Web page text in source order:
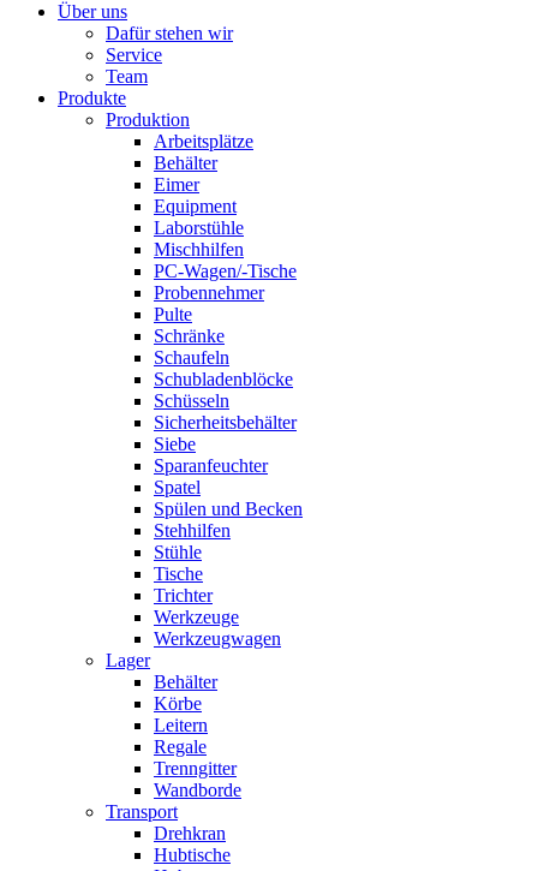
Über uns
Dafür stehen wir
Service
Team
Produkte
Produktion
Arbeitsplätze
Behälter
Eimer
Equipment
Laborstühle
Mischhilfen
PC-Wagen/-Tische
Probennehmer
Pulte
Schränke
Schaufeln
Schubladenblöcke
Schüsseln
Sicherheitsbehälter
Siebe
Sparanfeuchter
Spatel
Spülen und Becken
Stehhilfen
Stühle
Tische
Trichter
Werkzeuge
Werkzeugwagen
Lager
Behälter
Körbe
Leitern
Regale
Trenngitter
Wandborde
Transport
Drehkran
Hubtische